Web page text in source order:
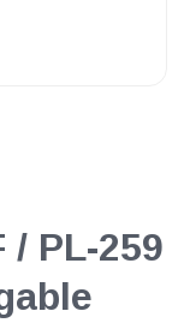
/ PL-259